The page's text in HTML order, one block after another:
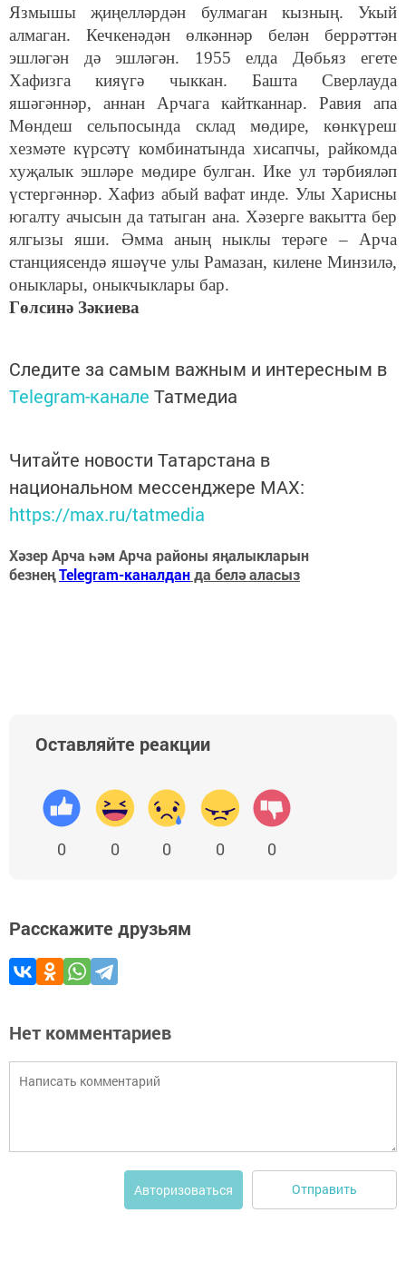
Язмышы җиңелләрдән булмаган кызның. Укый
алмаган. Кечкенәдән өлкәннәр белән беррәттән
эшләгән дә эшләгән. 1955 елда Дөбьяз егете
Хафизга кияүгә чыккан. Башта Сверлауда
яшәгәннәр, аннан Арчага кайтканнар. Равия апа
Мөндеш сельпосында склад мөдире, көнкүреш
хезмәте күрсәтү комбинатында хисапчы, райкомда
хуҗалык эшләре мөдире булган. Ике ул тәрбияләп
үстергәннәр. Хафиз абый вафат инде. Улы Харисны
югалту ачысын да татыган ана. Хәзерге вакытта бер
ялгызы яши. Әмма аның ныклы терәге – Арча
станциясендә яшәүче улы Рамазан, килене Минзилә,
оныклары, оныкчыклары бар.
Гөлсинә Зәкиева
Следите за самым важным и интересным в
Telegram-канале Татмедиа
Читайте новости Татарстана в
национальном мессенджере MАХ:
https://max.ru/tatmedia
Хәзер Арча һәм Арча районы яңалыкларын
безнеңTelegram-каналданда белә аласыз
Оставляйте реакции
0 0 0 0 0
Расскажите друзьям
Нет комментариев
Авторизоваться Отправить